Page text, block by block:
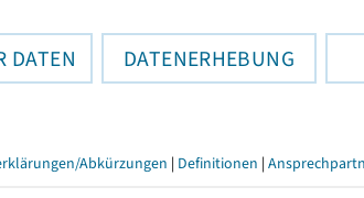
DATEN DATENERHEBUNG
Abkürzungen | Definitionen |